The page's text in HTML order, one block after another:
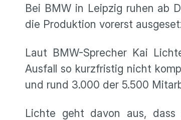
Bei BMW in Leipzig ruhen ab
die Produktion vorerst
Laut BMW-Sprecher Kai
Ausfall so kurzfristig nicht
und rund 3.000 der 5.500
Lichte geht davon aus, dass